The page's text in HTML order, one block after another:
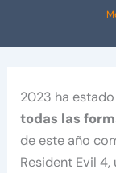
2023 ha estado
todas las
de este año
Resident Evil